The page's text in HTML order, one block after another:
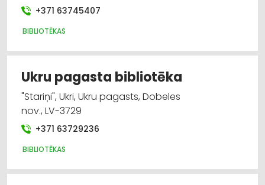
+371 63745407
BIBLIOTĒKAS
Ukru pagasta bibliotēka
"Stariņi", Ukri, Ukru pagasts, Dobeles
nov., LV-3729
+371 63729236
BIBLIOTĒKAS